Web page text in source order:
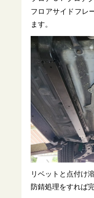
フロアサイドフレ
ます。
リベットと点付け
防錆処理をすれば